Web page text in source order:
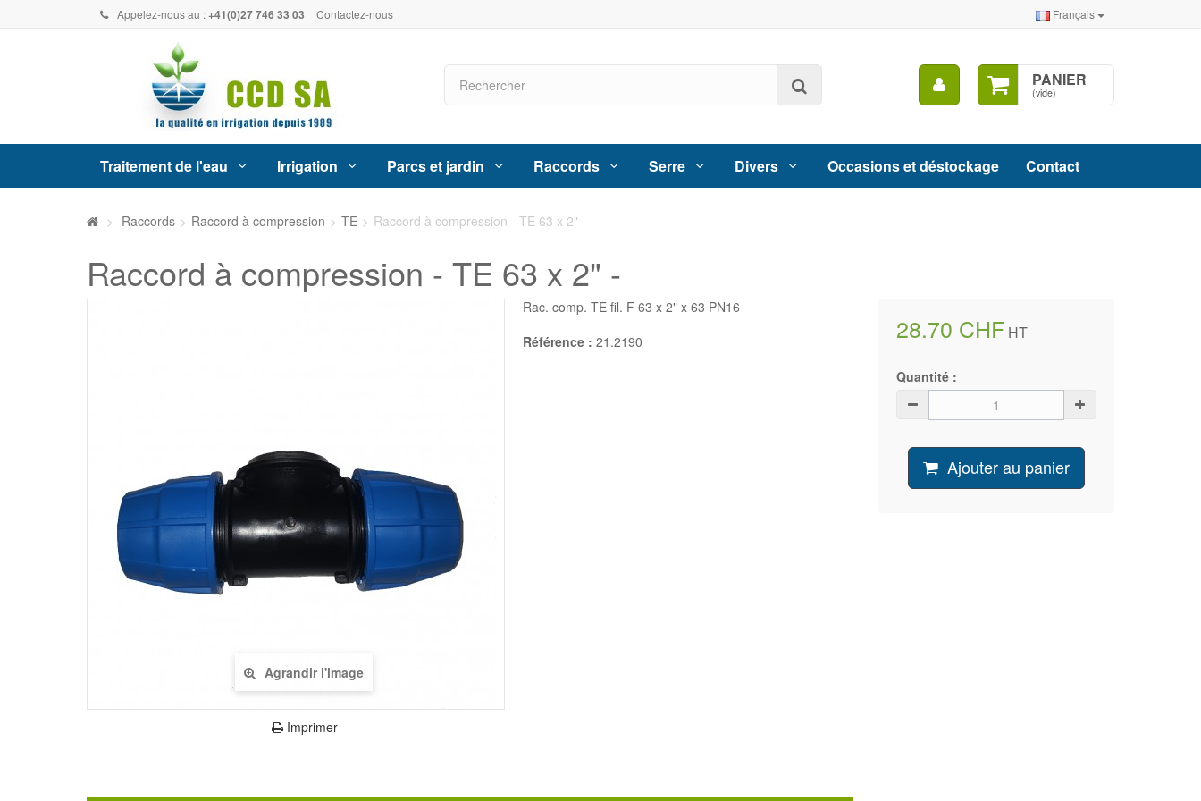
Appelez-nous au :+41(0)27 746 33 03 Contactez-nous Français
PANIER
(vide)
Mon
compte
Traitement de l'eau Irrigation Parcs et jardin Raccords Serre Divers Occasions et déstockage Contact
> Raccords > Raccord à compression > TE > Raccord à compression - TE 63 x 2" -
Raccord à compression - TE 63 x 2" -
Agrandir l'image
Imprimer
28.70 CHF HT
Quantité :
Ajouter au panier
Rac. comp. TE fil. F 63 x 2" x 63 PN16
Référence : 21.2190